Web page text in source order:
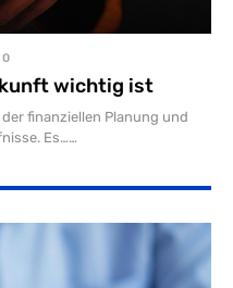
0
wichtig ist
finanziellen Planung und
Es…